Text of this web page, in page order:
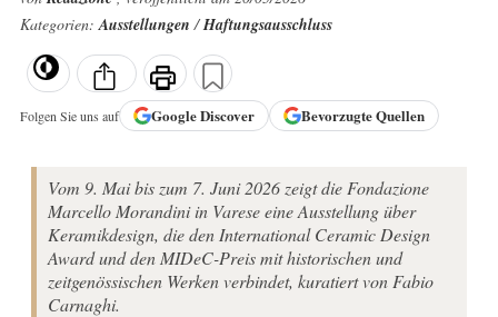
Kategorien:Ausstellungen/Haftungsausschluss
Folgen Sie uns auf GoogleDiscover Bevorzugte Quellen
Vom 9. Mai bis zum 7. Juni 2026 zeigt die Fondazione
Marcello Morandini in Varese eine Ausstellung über
Keramikdesign, die den International Ceramic Design
Award und den MIDeC-Preis mit historischen und
zeitgenössischen Werken verbindet, kuratiert von Fabio
Carnaghi.